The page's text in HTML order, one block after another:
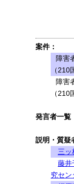
案件：
障害
（210
障害
（210
発言者一覧
説明・質疑
三ッ
藤井
究セ